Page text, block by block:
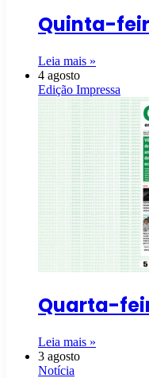
Quinta-
Leia mais »
4 agosto
Edição Impressa
Quarta-
Leia mais »
3 agosto
Notícia